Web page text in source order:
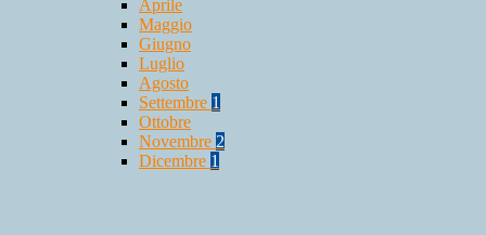
Aprile
Maggio
Giugno
Luglio
Agosto
Settembre 1
Ottobre
Novembre 2
Dicembre 1